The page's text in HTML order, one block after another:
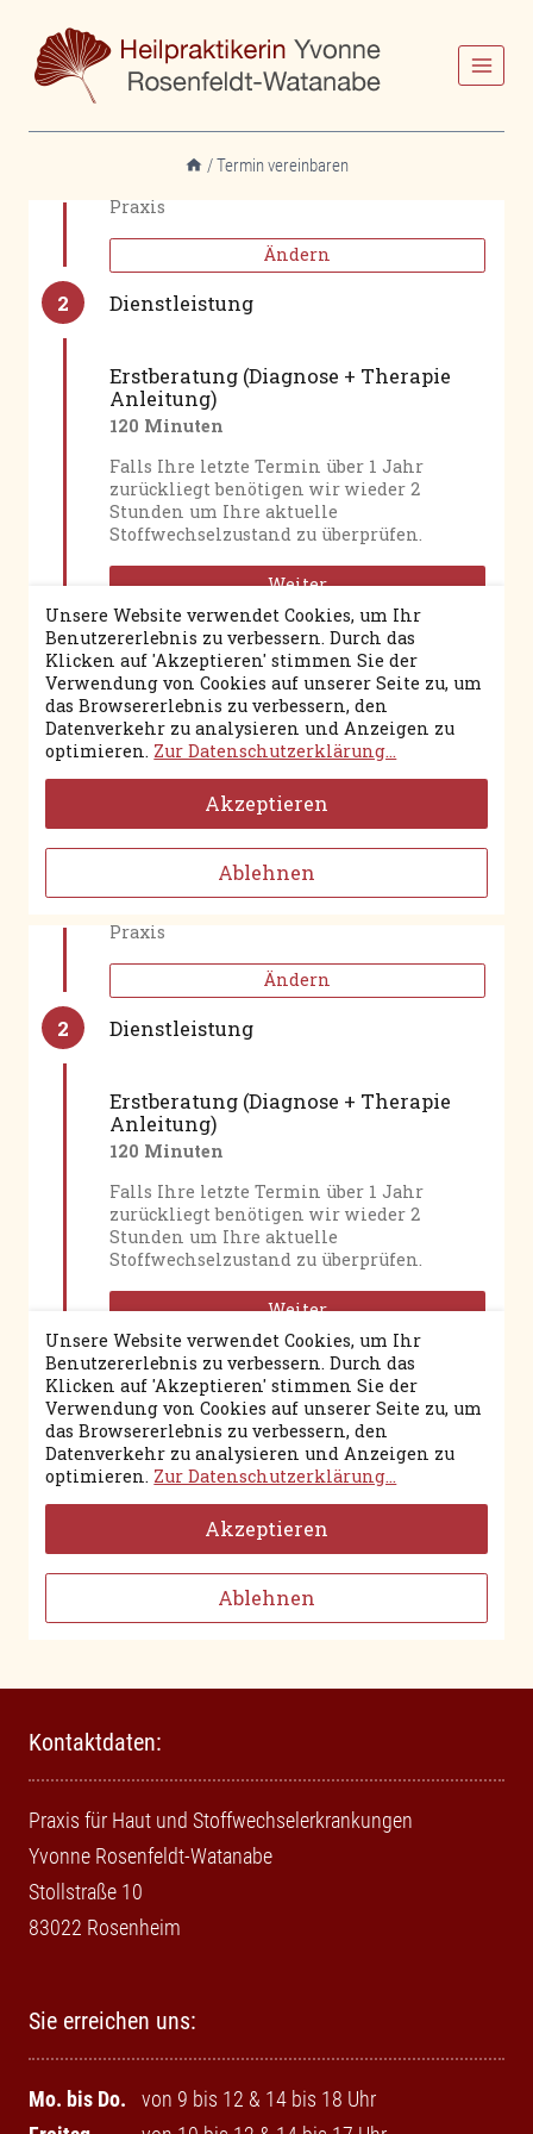
Inhalt
springen
/Termin vereinbaren
Kontaktdaten:
Praxis für Haut und Stoffwechselerkrankungen
Yvonne Rosenfeldt-Watanabe
Stollstraße 10
83022 Rosenheim
Sie erreichen uns:
Mo. bis Do.
von 9 bis 12 & 14 bis 18 Uhr